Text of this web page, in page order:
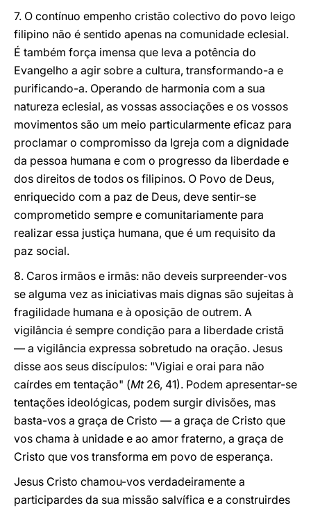
7. O contínuo empenho cristão colectivo do povo leigo
filipino não é sentido apenas na comunidade eclesial.
É também força imensa que leva a potência do
Evangelho a agir sobre a cultura, transformando-a e
purificando-a. Operando de harmonia com a sua
natureza eclesial, as vossas associações e os vossos
movimentos são um meio particularmente eficaz para
proclamar o compromisso da Igreja com a dignidade
da pessoa humana e com o progresso da liberdade e
dos direitos de todos os filipinos. O Povo de Deus,
enriquecido com a paz de Deus, deve sentir-se
comprometido sempre e comunitariamente para
realizar essa justiça humana, que é um requisito da
paz social.
8. Caros irmãos e irmãs: não deveis surpreender-vos
se alguma vez as iniciativas mais dignas são sujeitas à
fragilidade humana e à oposição de outrem. A
vigilância é sempre condição para a liberdade cristã
— a vigilância expressa sobretudo na oração. Jesus
disse aos seus discípulos: "Vigiai e orai para não
caírdes em tentação" (Mt26, 41). Podem apresentar-se
tentações ideológicas, podem surgir divisões, mas
basta-vos a graça de Cristo — a graça de Cristo que
vos chama à unidade e ao amor fraterno, a graça de
Cristo que vos transforma em povo de esperança.
Jesus Cristo chamou-vos verdadeiramente a
participardes da sua missão salvífica e a construirdes